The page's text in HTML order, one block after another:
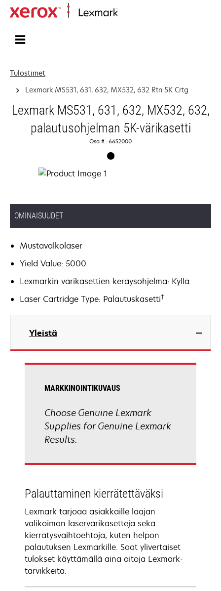
Tulostimet
Lexmark MS531, 631, 632, MX532, 632 Rtn 5K Crtg
Lexmark MS531, 631, 632, MX532, 632,
palautusohjelman 5K-värikasetti
Osa #.: 66S2000
OMINAISUUDET
Mustavalkolaser
Yield Value: 5000
Lexmarkin värikasettien keräysohjelma: Kyllä
Laser Cartridge Type: Palautuskasetti†
Yleistä
MARKKINOINTIKUVAUS
Choose Genuine Lexmark
Supplies for Genuine Lexmark
Results.
Palauttaminen kierrätettäväksi
Lexmark tarjoaa asiakkaille laajan
valikoiman laservärikasetteja sekä
kierrätysvaihtoehtoja, kuten helpon
palautuksen Lexmarkille. Saat ylivertaiset
tulokset käyttämällä aina aitoja Lexmark-
tarvikkeita.